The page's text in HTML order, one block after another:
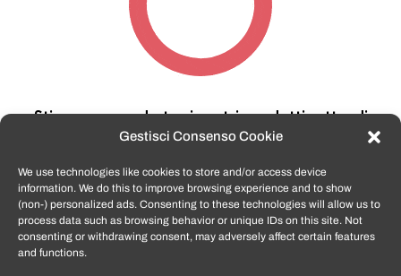
Gestisci Consenso Cookie
We use technologies like cookies to store and/or access device
information. We do this to improve browsing experience and to show
(non-) personalized ads. Consenting to these technologies will allow us to
process data such as browsing behavior or unique IDs on this site. Not
consenting or withdrawing consent, may adversely affect certain features
and functions.
Stiamo cercando tra i nostri prodotti, attendi
qualche secondo…
TomatoSmartphone.itè lo shop n.1 in italia per
smartphone ricondizionati garantiti e certificati
di tutte le marche,APPLE, SAMSUNG, HUAWEI,
ONEPLUS, XIAOMI e tanto altro